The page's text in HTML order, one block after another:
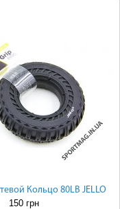
Кольцо 80LB JELLO
150 грн